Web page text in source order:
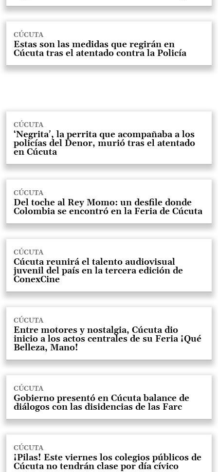
CÚCUTA
Estas son las medidas que regirán en
Cúcuta tras el atentado contra la Policía
CÚCUTA
‘Negrita’, la perrita que acompañaba a los
policías del Denor, murió tras el atentado
en Cúcuta
CÚCUTA
Del toche al Rey Momo: un desfile donde
Colombia se encontró en la Feria de Cúcuta
CÚCUTA
Cúcuta reunirá el talento audiovisual
juvenil del país en la tercera edición de
ConexCine
CÚCUTA
Entre motores y nostalgia, Cúcuta dio
inicio a los actos centrales de su Feria ¡Qué
Belleza, Mano!
CÚCUTA
Gobierno presentó en Cúcuta balance de
diálogos con las disidencias de las Farc
CÚCUTA
¡Pilas! Este viernes los colegios públicos de
Cúcuta no tendrán clase por día cívico